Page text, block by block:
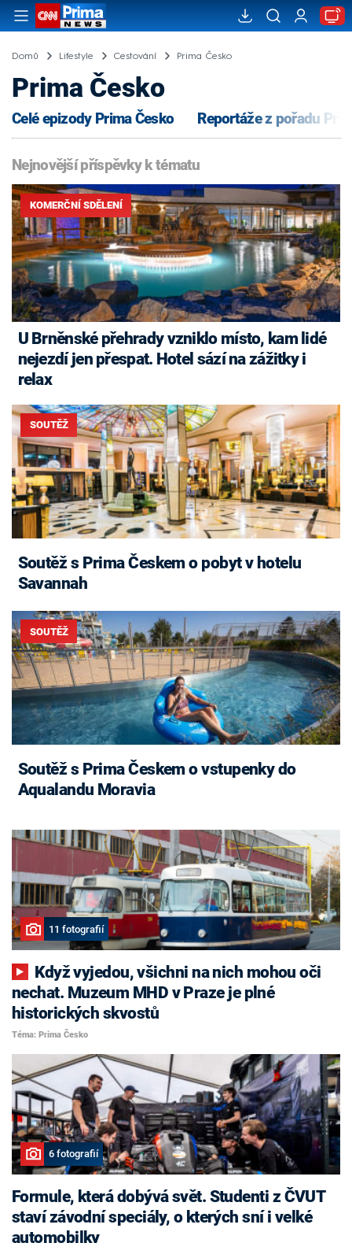
Domů Lifestyle Cestování Prima Česko
Prima Česko
Celé epizody Prima Česko Reportáže z pořadu
Nejnovější příspěvky k tématu
U Brněnské přehrady vzniklo místo, kam lidé
nejezdí jen přespat. Hotel sází na zážitky i
relax
KOMERČNÍ SDĚLENÍ
SOUTĚŽ
Soutěž s Prima Českem o pobyt v hotelu
Savannah
SOUTĚŽ
Soutěž s Prima Českem o vstupenky do
Aqualandu Moravia
11 fotografií
nechat. Muzeum MHD v Praze je plné
historických skvostů
Téma: Prima Česko
6 fotografií
Formule, která dobývá svět. Studenti z ČVUT
staví závodní speciály, o kterých sní i velké
automobilky